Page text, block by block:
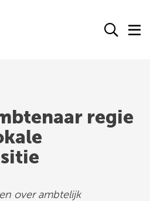
regie
over ambtelijk